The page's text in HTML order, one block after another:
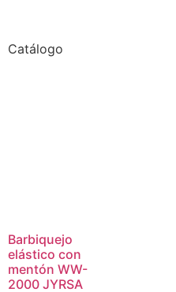
Catálogo
Barbiquejo
elástico con
mentón WW-
2000 JYRSA